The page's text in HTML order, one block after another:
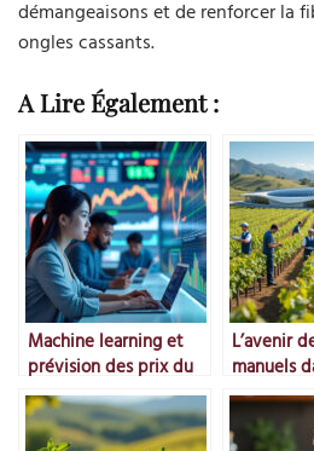
démangeaisons et de renforcer la
ongles cassants.
A Lire Également :
Machine learning et
prévision des prix du
marché
L’avenir
manuels
vignes